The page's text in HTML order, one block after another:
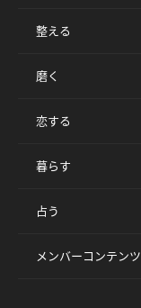
整える
磨く
恋する
暮らす
占う
メンバーコンテンツ